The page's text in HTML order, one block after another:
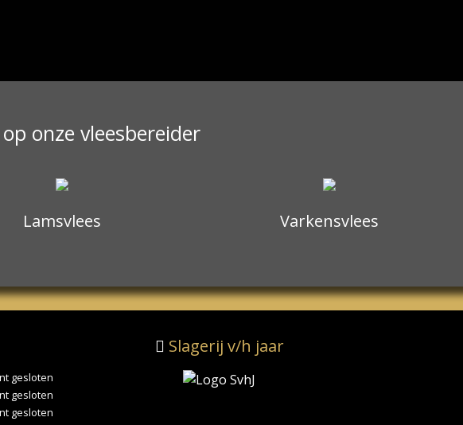
onze vleesbereider
Lamsvlees Varkensvlees
gesloten
gesloten
gesloten
Slagerij v/h jaar